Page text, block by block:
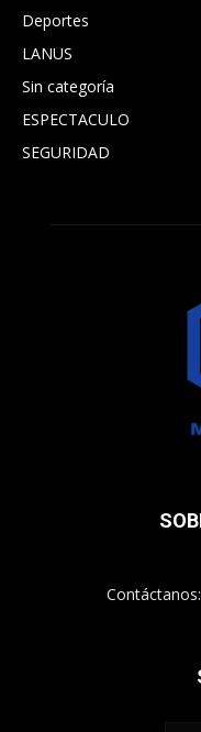
Deportes
LANUS
Sin categoría
ESPECTACULO
SEGURIDAD
Contáctanos: